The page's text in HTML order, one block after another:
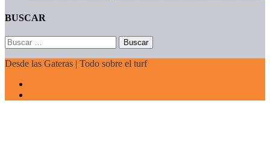
BUSCAR
Buscar:
Desde las Gateras | Todo sobre el turf